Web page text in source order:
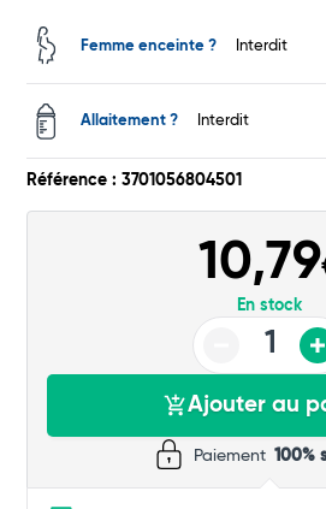
Femme enceinte ? Interdit
Allaitement ? Interdit
Référence : 3701056804501
10,79
En stock
Ajouter au
Paiement 100%